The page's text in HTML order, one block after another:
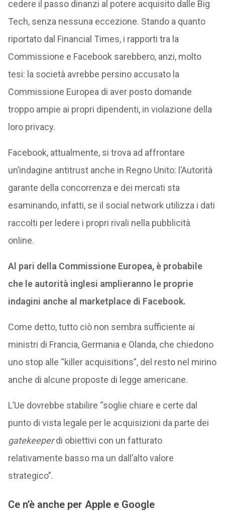
cedere il passo dinanzi al potere acquisito dalle Big
Tech, senza nessuna eccezione. Stando a quanto
riportato dal Financial Times, i rapporti tra la
Commissione e Facebook sarebbero, anzi, molto
tesi: la società avrebbe persino accusato la
Commissione Europea di aver posto domande
troppo ampie ai propri dipendenti, in violazione della
loro privacy.
Facebook, attualmente, si trova ad affrontare
un’indagine antitrust anche in Regno Unito: l’Autorità
garante della concorrenza e dei mercati sta
esaminando, infatti, se il social network utilizza i dati
raccolti per ledere i propri rivali nella pubblicità
online.
Al pari della Commissione Europea, è probabile
che le autorità inglesi amplieranno le proprie
indagini anche al marketplace di Facebook.
Come detto, tutto ciò non sembra sufficiente ai
ministri di Francia, Germania e Olanda, che chiedono
uno stop alle “killer acquisitions”, del resto nel mirino
anche di alcune proposte di legge americane.
L’Ue dovrebbe stabilire “soglie chiare e certe dal
punto di vista legale per le acquisizioni da parte dei
gatekeeperdi obiettivi con un fatturato
relativamente basso ma un dall’alto valore
strategico”.
Ce n’è anche per Apple e Google